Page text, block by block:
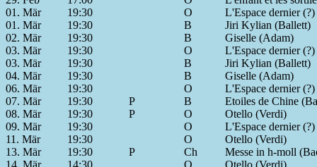
01. Mär
19:30 O
L'Espace dernier (?)
01. Mär
19:30 B
Jiri Kylian (Ballett)
02. Mär
19:30 B
Giselle (Adam)
03. Mär
19:30 O
L'Espace dernier (?)
03. Mär
19:30 B
Jiri Kylian (Ballett)
04. Mär
19:30 B
Giselle (Adam)
06. Mär
19:30 O
L'Espace dernier (?)
07. Mär
19:30 P B
Etoiles de Chine
08. Mär
19:30 P O
Otello (Verdi)
09. Mär
19:30 O
L'Espace dernier (?)
11. Mär
19:30 O
Otello (Verdi)
13. Mär
19:30 P Ch
Messe in h-moll
14. Mär
14:30 O
Otello (Verdi)